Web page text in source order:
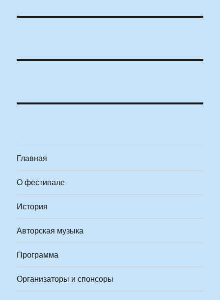
Главная
О фестивале
История
Авторская музыка
Программа
Организаторы и спонсоры